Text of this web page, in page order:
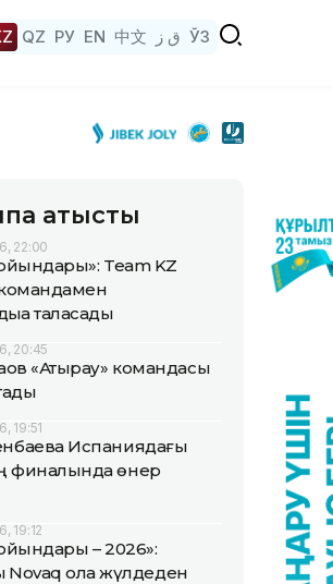
QZ РУ EN 中文 ق ز ЎЗ
қатысты
22:00
Team KZ
таласады
20:45
«Атырау» командасы
19:51
Испаниядағы
финалында өнер
19:12
– 2026»:
Novaq қола жүлдеден